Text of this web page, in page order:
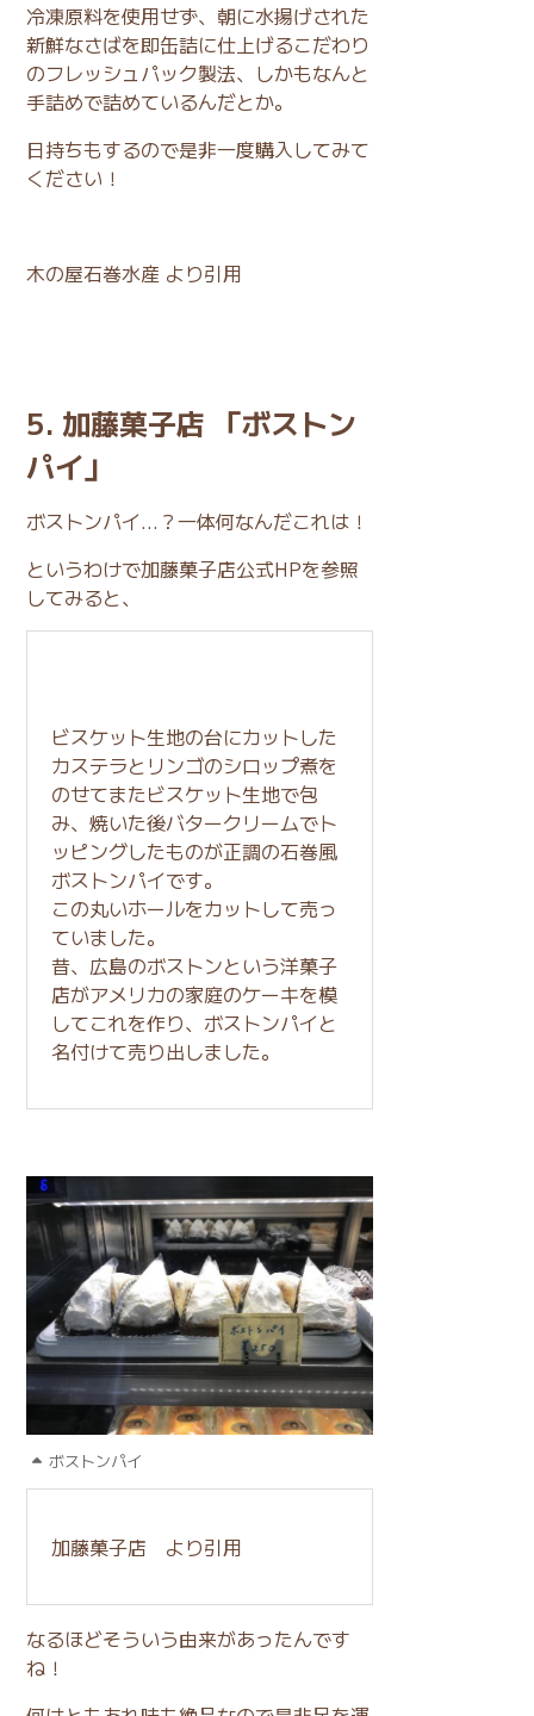
冷凍原料を使用せず、朝に水揚げされた
新鮮なさばを即缶詰に仕上げるこだわり
のフレッシュパック製法、しかもなんと
手詰めで詰めているんだとか。
日持ちもするので是非一度購入してみて
ください！
木の屋石巻水産 より引用
5. 加藤菓子店 「ボストン
パイ」
ボストンパイ…？一体何なんだこれは！
というわけで加藤菓子店公式HPを参照
してみると、
ビスケット生地の台にカットした
カステラとリンゴのシロップ煮を
のせてまたビスケット生地で包
み、焼いた後バタークリームでト
ッピングしたものが正調の石巻風
ボストンパイです。
この丸いホールをカットして売っ
ていました。
昔、広島のボストンという洋菓子
店がアメリカの家庭のケーキを模
してこれを作り、ボストンパイと
名付けて売り出しました。
ボストンパイ
加藤菓子店 より引用
なるほどそういう由来があったんです
ね！